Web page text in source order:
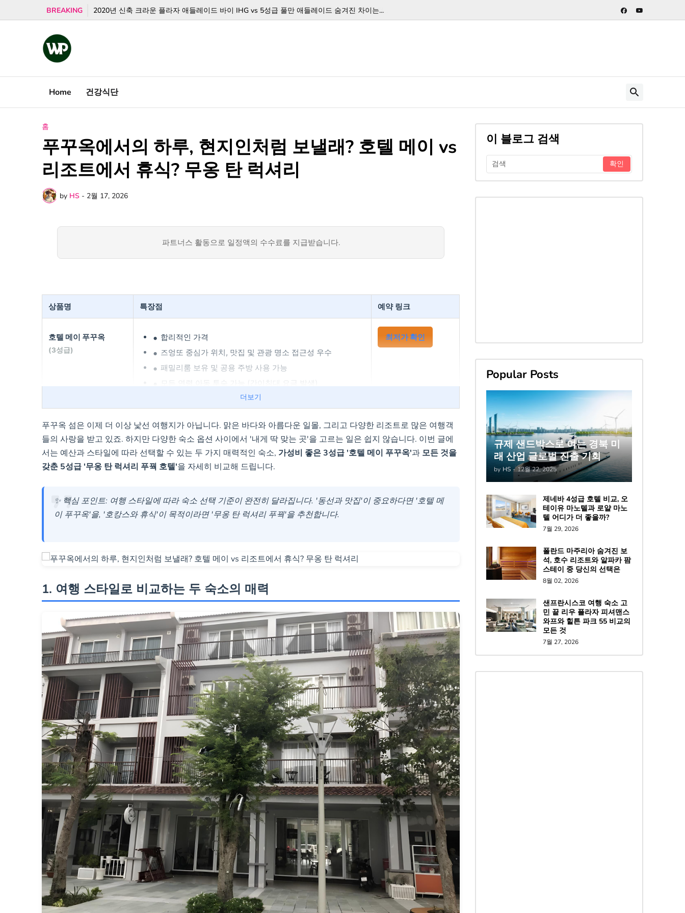
BREAKING 2020년 신축 크라운 플라자 애들레이드 바이 IHG vs 5성급 풀만 애들레이드 숨겨진 차이는...
Home 건강식단
홈
푸꾸옥에서의 하루, 현지인처럼 보낼래? 호텔 메이 vs
리조트에서 휴식? 무옹 탄 럭셔리
by HS - 2월 17, 2026
파트너스 활동으로 일정액의 수수료를 지급받습니다.
상품명 특장점 예약 링크
호텔 메이 푸꾸옥
(3성급)
합리적인 가격
즈엉또 중심가 위치, 맛집 및 관광 명소 접근성 우수
패밀리룸 보유 및 공용 주방 사용 가능
모든 연령 아동 투숙 가능 (간이침대 요금 발생)
최저가 확인
무옹 탄 럭셔리 푸꿕
(5성급)
럭셔리한 5성급 시설 (야외 수영장, 스파, 피트니스)
공항에서 차로 10분 거리
넓은 바다 전망 객실 및 전용 해변 보유
276개 객실의 대규모 리조트
특가 예약하기
더보기
푸꾸옥 섬은 이제 더 이상 낯선 여행지가 아닙니다. 맑은 바다와 아름다운 일몰, 그리고 다양한 리조트로 많은 여행객
들의 사랑을 받고 있죠. 하지만 다양한 숙소 옵션 사이에서 '내게 딱 맞는 곳'을 고르는 일은 쉽지 않습니다. 이번 글에
서는 예산과 스타일에 따라 선택할 수 있는 두 가지 매력적인 숙소, 가성비 좋은 3성급 '호텔 메이 푸꾸옥'과 모든 것을
갖춘 5성급 '무옹 탄 럭셔리 푸꿕 호텔'을 자세히 비교해 드립니다.
✨ 핵심 포인트: 여행 스타일에 따라 숙소 선택 기준이 완전히 달라집니다. '동선과 맛집'이 중요하다면 '호텔 메
이 푸꾸옥'을, '호캉스와 휴식'이 목적이라면 '무옹 탄 럭셔리 푸꿕'을 추천합니다.
1. 여행 스타일로 비교하는 두 숙소의 매력
이 블로그 검색
Popular Posts
규제 샌드박스로 여는 경북 미
래 산업 글로벌 진출 기회
by HS - 12월 22, 2025
제네바 4성급 호텔 비교, 오
테이유 마노텔과 로얄 마노
텔 어디가 더 좋을까?
7월 29, 2026
폴란드 마주리아 숨겨진 보
석, 호수 리조트와 알파카 팜
스테이 중 당신의 선택은
8월 02, 2026
샌프란시스코 여행 숙소 고
민 끝 리우 플라자 피셔맨스
와프와 힐튼 파크 55 비교의
모든 것
7월 27, 2026